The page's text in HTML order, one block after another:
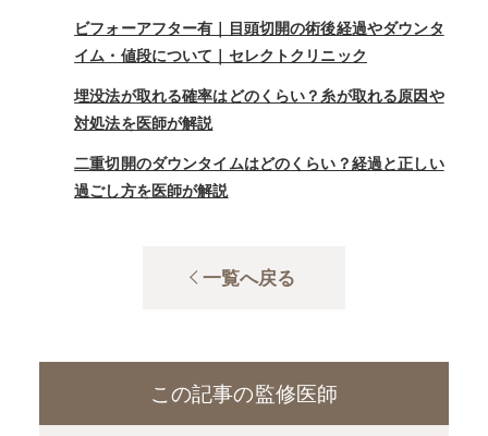
ビフォーアフター有｜目頭切開の術後経過やダウンタ
イム・値段について｜セレクトクリニック
埋没法が取れる確率はどのくらい？糸が取れる原因や
対処法を医師が解説
二重切開のダウンタイムはどのくらい？経過と正しい
過ごし方を医師が解説
一覧へ戻る
この記事の監修医師